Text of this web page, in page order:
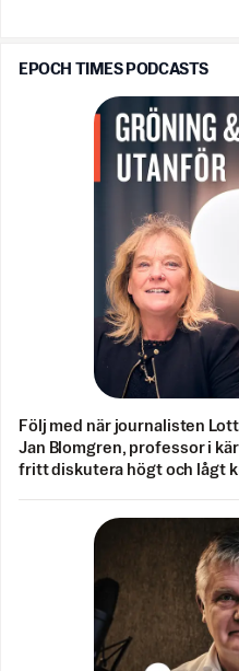
EPOCH TIMES PODCASTS
Följ med när journalisten
Jan Blomgren, professor i
fritt diskutera högt och lågt